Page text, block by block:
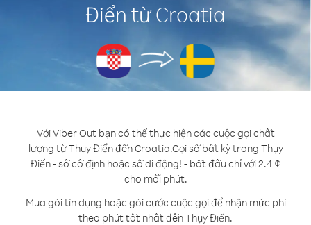
Điển từ Croatia
Với Viber Out bạn có thể thực hiện các cuộc gọi chất
lượng từ Thụy Điển đến Croatia.Gọi số bất kỳ trong Thụy
Điển - số cố định hoặc số di động! - bắt đầu chỉ với 2.4 ¢
cho mỗi phút.
Mua gói tín dụng hoặc gói cước cuộc gọi để nhận mức phí
theo phút tốt nhất đến Thụy Điển.